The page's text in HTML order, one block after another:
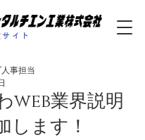
イト
web業界説明
します！
事担当